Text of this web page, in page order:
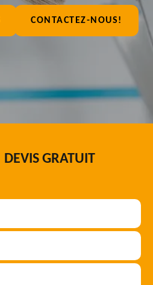
CONTACTEZ-NOUS!
DEVIS GRATUIT